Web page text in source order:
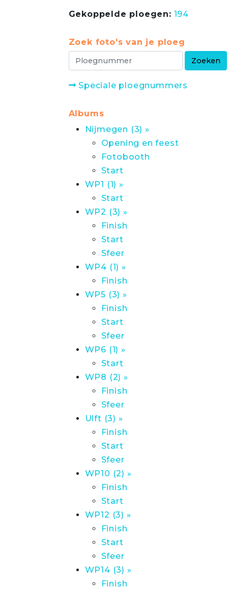
Gekoppelde ploegen: 194
Zoek foto's van je ploeg
Speciale ploegnummers
Albums
Nijmegen (3) »
Opening en feest
Fotobooth
Start
WP1 (1) »
Start
WP2 (3) »
Finish
Start
Sfeer
WP4 (1) »
Finish
WP5 (3) »
Finish
Start
Sfeer
WP6 (1) »
Start
WP8 (2) »
Finish
Sfeer
Ulft (3) »
Finish
Start
Sfeer
WP10 (2) »
Finish
Start
WP12 (3) »
Finish
Start
Sfeer
WP14 (3) »
Finish